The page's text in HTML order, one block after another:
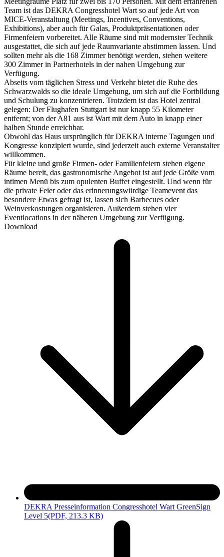
Team ist das DEKRA Congresshotel Wart so auf jede Art von
MICE-Veranstaltung (Meetings, Incentives, Conventions,
Exhibitions), aber auch für Galas, Produktpräsentationen oder
Firmenfeiern vorbereitet. Alle Räume sind mit modernster Technik
ausgestattet, die sich auf jede Raumvariante abstimmen lassen. Und
sollten mehr als die 168 Zimmer benötigt werden, stehen weitere
300 Zimmer in Partnerhotels in der nahen Umgebung zur
Verfügung.
Abseits vom täglichen Stress und Verkehr bietet die Ruhe des
Schwarzwalds so die ideale Umgebung, um sich auf die Fortbildung
und Schulung zu konzentrieren. Trotzdem ist das Hotel zentral
gelegen: Der Flughafen Stuttgart ist nur knapp 55 Kilometer
entfernt; von der A81 aus ist Wart mit dem Auto in knapp einer
halben Stunde erreichbar.
Obwohl das Haus ursprünglich für DEKRA interne Tagungen und
Kongresse konzipiert wurde, sind jederzeit auch externe Veranstalter
willkommen.
Für kleine und große Firmen- oder Familienfeiern stehen eigene
Räume bereit, das gastronomische Angebot ist auf jede Größe vom
intimen Menü bis zum opulenten Buffet eingestellt. Und wenn für
die private Feier oder das erinnerungswürdige Teamevent das
besondere Etwas gefragt ist, lassen sich Barbecues oder
Weinverkostungen organisieren. Außerdem stehen vier
Eventlocations in der näheren Umgebung zur Verfügung.
Download
DEKRA Presseinformation Congresshotel Wart GreenSign
Level 5(PDF, 213.3 KB)